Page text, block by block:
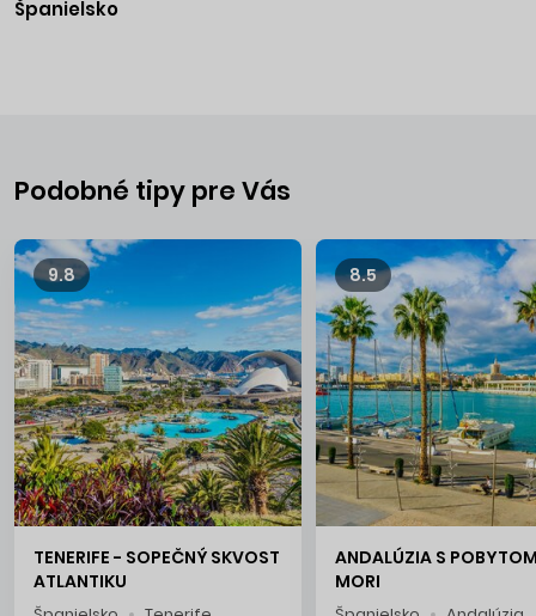
Španielsko
Podobné tipy pre Vás
9.8
TENERIFE - SOPEČNÝ SKVOST
ATLANTIKU
8.5
ANDALÚZIA S
MORI